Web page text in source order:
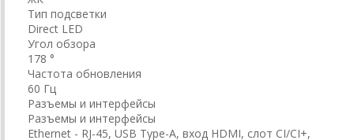
Тип подсветки
Direct LED
Угол обзора
178 °
Частота обновления
60 Гц
Разъемы и интерфейсы
Разъемы и интерфейсы
Ethernet - RJ-45, USB Type-A, вход HDMI, слот CI/CI+,